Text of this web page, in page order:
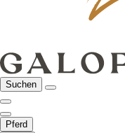
Suchen
Pferd